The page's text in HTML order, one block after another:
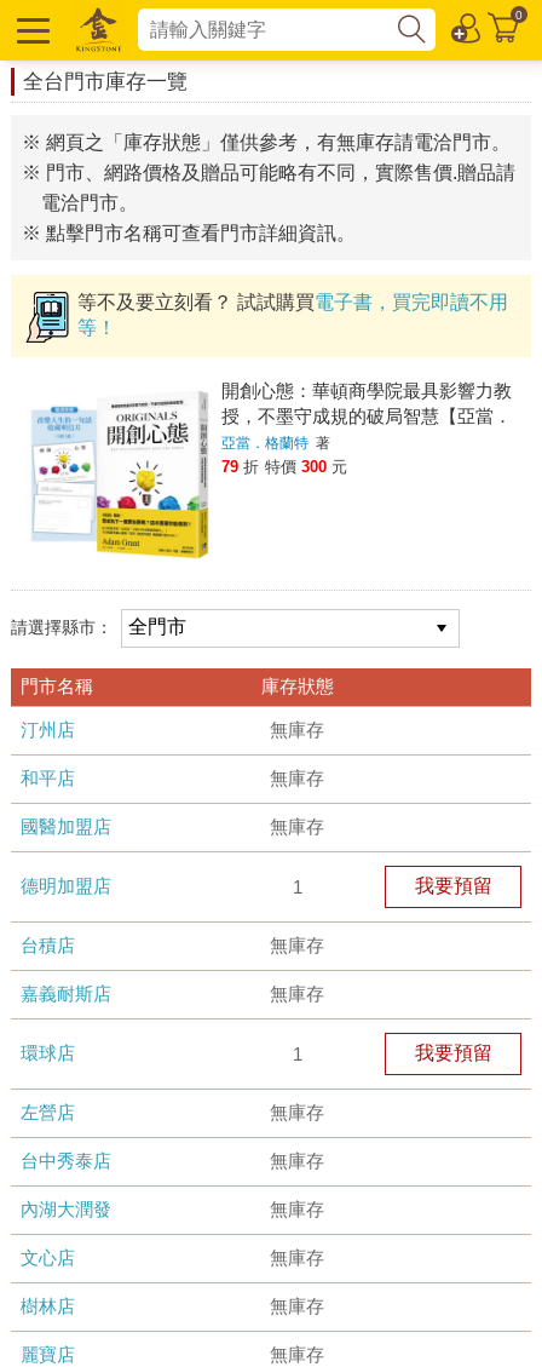
0
全台門市庫存一覽
※ 網頁之「庫存狀態」僅供參考，有無庫存請電洽門市。
※ 門市、網路價格及贈品可能略有不同，實際售價.贈品請
電洽門市。
※ 點擊門市名稱可查看門市詳細資訊。
等不及要立刻看？ 試試購買電子書，買完即讀不用
等！
開創心態：華頓商學院最具影響力教
授，不墨守成規的破局智慧【亞當．
格蘭特「最有價值的四堂課」】
亞當．格蘭特 著
79 折 特價 300 元
請選擇縣市：
門市名稱 庫存狀態
汀州店 無庫存
和平店 無庫存
國醫加盟店 無庫存
德明加盟店 1 我要預留
台積店 無庫存
嘉義耐斯店 無庫存
環球店 1 我要預留
左營店 無庫存
台中秀泰店 無庫存
內湖大潤發 無庫存
文心店 無庫存
樹林店 無庫存
麗寶店 無庫存